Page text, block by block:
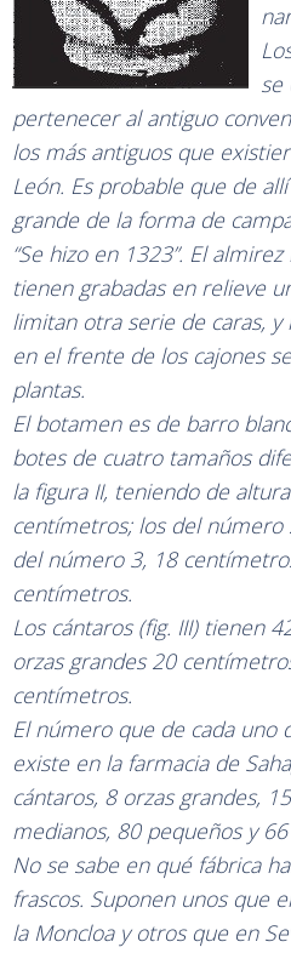
se
pertenecer al antiguo
los más antiguos que
León. Es probable que de
grande de la forma de
“Se hizo en 1323”. El
tienen grabadas en relieve
limitan otra serie de caras, y
en el frente de los cajones
plantas.
El botamen es de barro
botes de cuatro tamaños
la figura II, teniendo de
centímetros; los del
del número 3, 18
centímetros.
Los cántaros (fig. III) tienen
orzas grandes 20
centímetros.
El número que de cada uno
existe en la farmacia de
cántaros, 8 orzas grandes,
medianos, 80 pequeños y
No se sabe en qué fábrica
frascos. Suponen unos que
la Moncloa y otros que en